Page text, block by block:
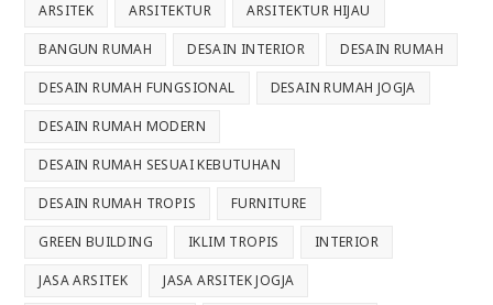
ARSITEK ARSITEKTUR ARSITEKTUR HIJAU
BANGUN RUMAH DESAIN INTERIOR DESAIN RUMAH
DESAIN RUMAH FUNGSIONAL DESAIN RUMAH JOGJA
DESAIN RUMAH MODERN
DESAIN RUMAH SESUAI KEBUTUHAN
DESAIN RUMAH TROPIS FURNITURE
GREEN BUILDING IKLIM TROPIS INTERIOR
JASA ARSITEK JASA ARSITEK JOGJA